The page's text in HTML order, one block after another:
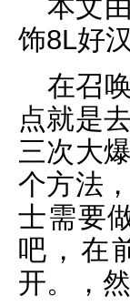
本文
饰8L好
在召
点就是
三次大
个方法
士需要
吧，在
开。，